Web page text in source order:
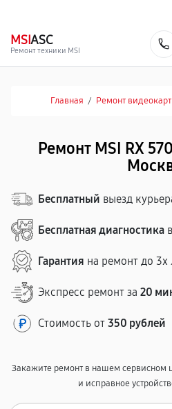
MSIASC
Ремонт техники MSI
Главная / Ремонт видеокарт
Ремонт MSI RX
Бесплатный выезд
Бесплатная диагностика
Гарантия на ремонт до 3х
Экспресс ремонт за 20
Стоимость от 350 рублей
Закажите ремонт в нашем сервисном
и исправное